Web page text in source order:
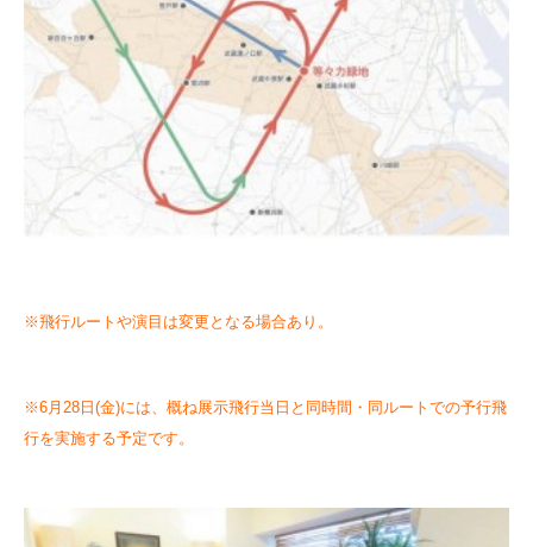
※飛行ルートや演目は変更となる場合あり。
※6月28日(金)には、概ね展示飛行当日と同時間・同ルートでの予行飛
行を実施する予定です。